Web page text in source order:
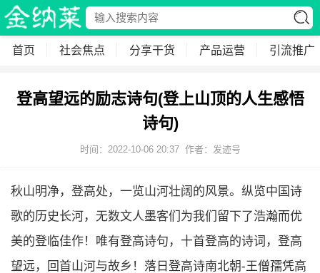
首页 社会焦点 分享干货 产品运营 引流推广
登高望远的励志诗句(登上山顶的人生感悟
诗句)
时间：2022-10-06 20:37 作者：发迹号
秋山明净，登高处，一览山河壮阔的风景。纵览中国诗
歌的历史长河，无数文人墨客们为我们留下了浩瀚而优
美的登临佳作！唯有登高诗句，十首登高的诗词，登高
望远，回首山河与故乡！落日登高诗南北朝-王僧孺凭高